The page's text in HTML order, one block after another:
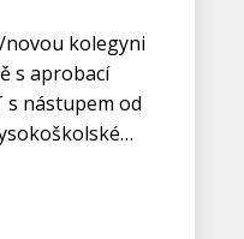
kolegyni
s aprobací
s nástupem od